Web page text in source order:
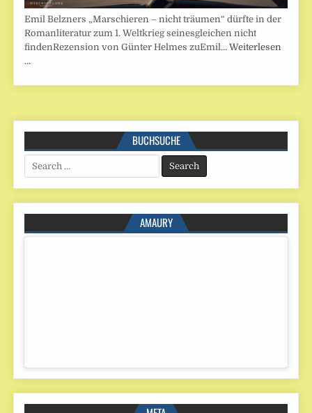
Emil Belzners „Marschieren – nicht träumen“ dürfte in der
Romanliteratur zum 1. Weltkrieg seinesgleichen nicht
findenRezension von Günter Helmes zuEmil…Weiterlesen
…
BUCHSUCHE
Search
for:
AMAURY